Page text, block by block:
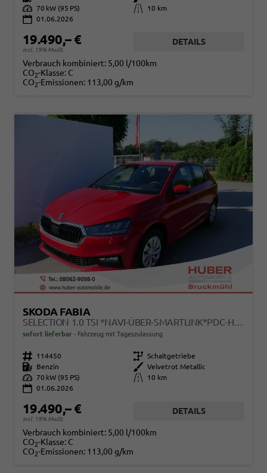
Leistung 70 kW (95 PS) Kilometerstand
10 km
01.06.2026
19.490,– €
incl. 19% MwSt.
DETAILS
Verbrauch kombiniert: 5,00 l/100km
CO2-Klasse: C
CO2-Emissionen: 113,00 g/km
SKODA FABIA
SELECTION 1.0 TSI *NAVI-ÜBER-SMARTLINK*PDC-HI*LED*SHZ*KLIMA*RADIO
sofort lieferbar Fahrzeug mit Tageszulassung
Fahrzeugnr. 114450 Getriebe Schaltgetriebe
Kraftstoff
Benzin Außenfarbe
Velvetrot Metallic
Leistung 70 kW (95 PS) Kilometerstand
10 km
01.06.2026
19.490,– €
incl. 19% MwSt.
DETAILS
Verbrauch kombiniert: 5,00 l/100km
CO2-Klasse: C
CO2-Emissionen: 113,00 g/km